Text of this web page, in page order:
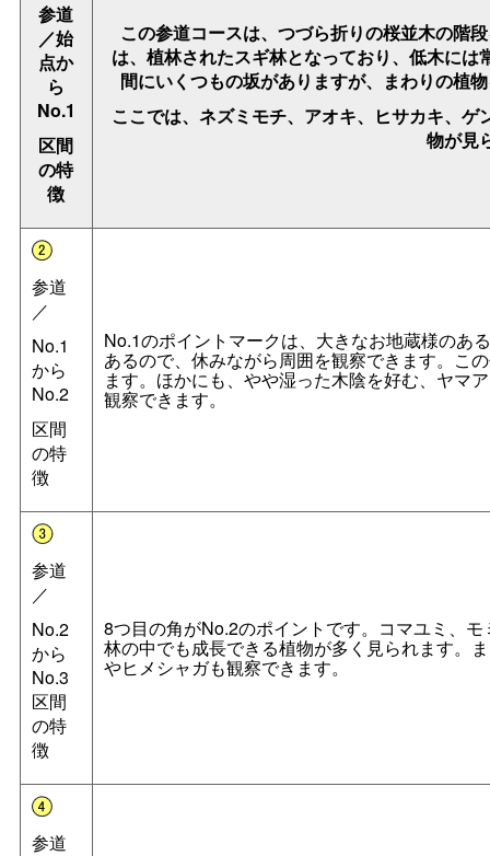
参道
／始
点か
ら
No.1
区間
の特
徴
この参道コースは、つづら折りの桜並木の階
は、植林されたスギ林となっており、低木に
間にいくつもの坂がありますが、まわりの植
ここでは、ネズミモチ、アオキ、ヒサカキ、
物が見
参道
／
No.1
から
No.2
区間
の特
徴
No.1のポイントマークは、大きなお地蔵様のあ
あるので、休みながら周囲を観察できます。こ
ます。ほかにも、やや湿った木陰を好む、ヤマ
観察できます。
参道
／
No.2
から
No.3
区間
の特
徴
8つ目の角がNo.2のポイントです。コマユミ、
林の中でも成長できる植物が多く見られます。
やヒメシャガも観察できます。
参道